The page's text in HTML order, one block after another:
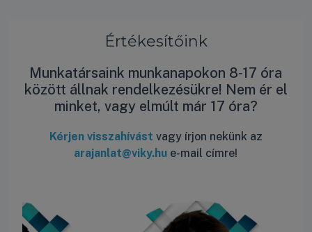
Értékesítőink
Munkatársaink munkanapokon 8-17 óra
között állnak rendelkezésükre! Nem ér el
minket, vagy elmúlt már 17 óra?
Kérjen visszahívást vagy írjon nekünk az
arajanlat@viky.hu e-mail címre!